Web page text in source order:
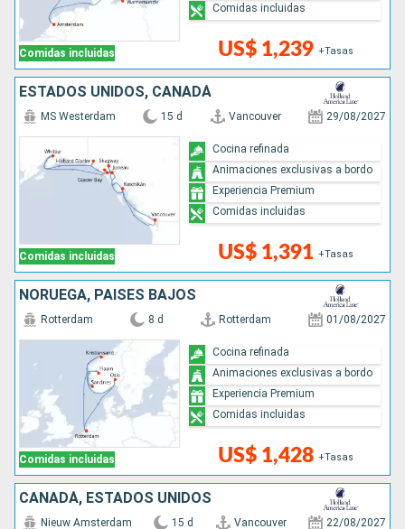
Comidas incluidas US$ 1,239 +Tasas
Comidas incluidas
ESTADOS UNIDOS, CANADÁ
Comidas incluidas
MS Westerdam 15 d Vancouver 29/08/2027
US$ 1,391 +Tasas
Cocina refinada
Animaciones exclusivas a bordo
Experiencia Premium
Comidas incluidas
NORUEGA, PAISES BAJOS
Comidas incluidas
Rotterdam 8 d Rotterdam 01/08/2027
US$ 1,428 +Tasas
Cocina refinada
Animaciones exclusivas a bordo
Experiencia Premium
Comidas incluidas
CANADÁ, ESTADOS UNIDOS
Nieuw Amsterdam 15 d Vancouver 22/08/2027